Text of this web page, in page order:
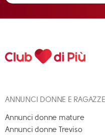
ANNUNCI DONNE E RAGAZZE
Annunci donne mature
Annunci donne Treviso